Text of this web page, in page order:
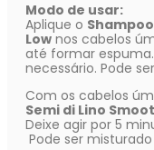
Modo de usar:
Aplique o
Low nos cabelos
até formar
necessário. Pode
Com os cabelos
Semi di Lino
Deixe agir por 5
Pode ser